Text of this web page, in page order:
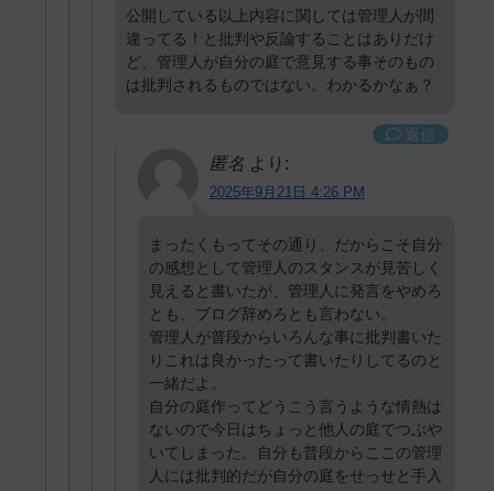
公開している以上内容に関しては管理人が間
違ってる！と批判や反論することはありだけ
ど、管理人が自分の庭で意見する事そのもの
は批判されるものではない。わかるかなぁ？
返信
匿名 より:
2025年9月21日 4:26 PM
まったくもってその通り、だからこそ自分
の感想として管理人のスタンスが見苦しく
見えると書いたが、管理人に発言をやめろ
とも、ブログ辞めろとも言わない。
管理人が普段からいろんな事に批判書いた
りこれは良かったって書いたりしてるのと
一緒だよ。
自分の庭作ってどうこう言うような情熱は
ないので今日はちょっと他人の庭でつぶや
いてしまった。自分も普段からここの管理
人には批判的だが自分の庭をせっせと手入